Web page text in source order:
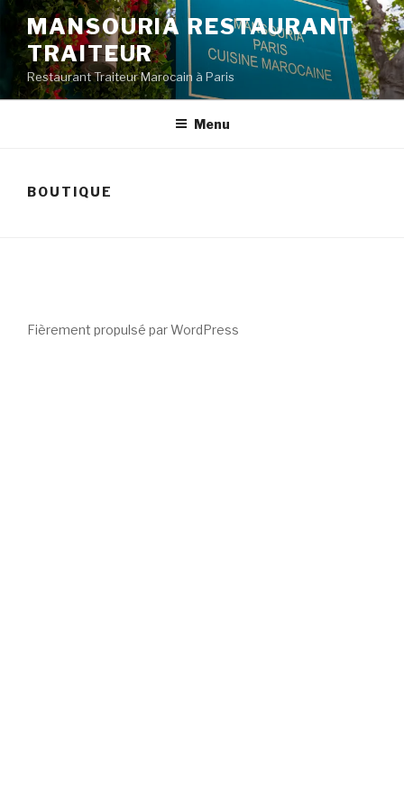
Aller
contenu
principal
MANSOURIA RESTAURANT
TRAITEUR
Restaurant Traiteur Marocain à Paris
Menu
BOUTIQUE
Fièrement propulsé par WordPress